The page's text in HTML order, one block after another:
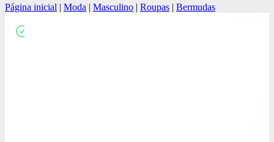
Página inicial | Moda | Masculino | Roupas | Bermudas